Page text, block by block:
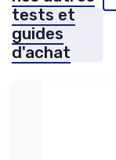
tests et
guides
d'achat